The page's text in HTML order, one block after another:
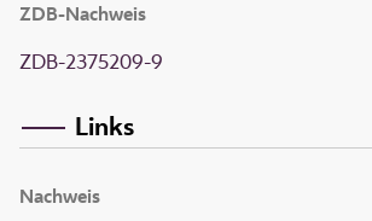
ZDB-Nachweis
ZDB-2375209-9
Links
Nachweis